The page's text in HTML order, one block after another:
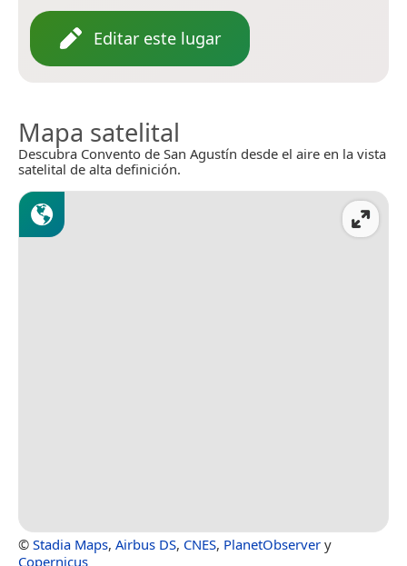
Editar este lugar
Mapa satelital
Descubra Convento de San Agustín desde el aire en la vista
satelital de alta definición.
© Stadia Maps, Airbus DS, CNES, PlanetObserver y
Copernicus